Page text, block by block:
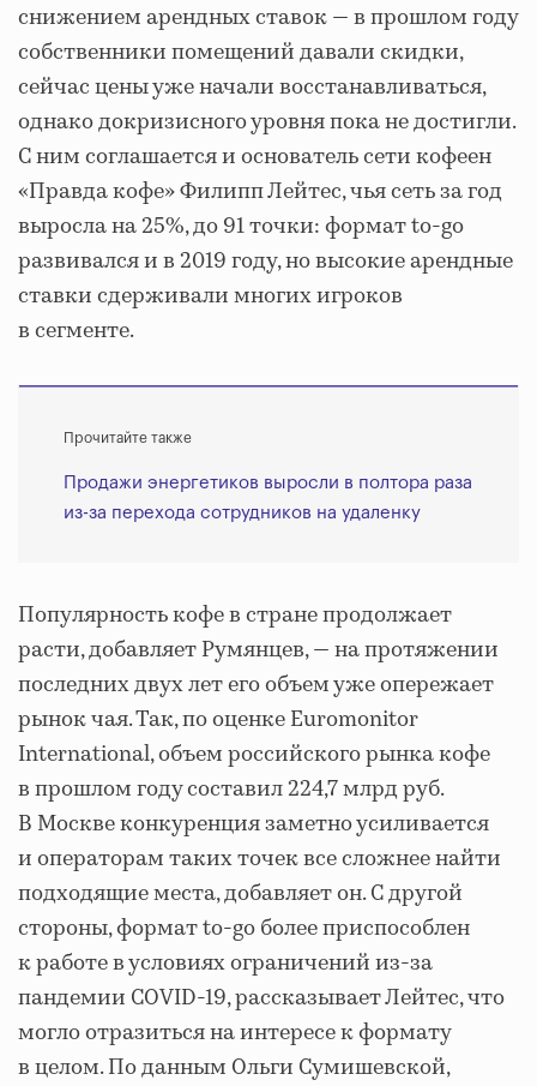
снижением арендных ставок — в прошлом году
собственники помещений давали скидки,
сейчас цены уже начали восстанавливаться,
однако докризисного уровня пока не достигли.
С ним соглашается и основатель сети кофеен
«Правда кофе» Филипп Лейтес, чья сеть за год
выросла на 25%, до 91 точки: формат to-go
развивался и в 2019 году, но высокие арендные
ставки сдерживали многих игроков
в сегменте.
Прочитайте также
Продажи энергетиков выросли в полтора раза
из-за перехода сотрудников на удаленку
Популярность кофе в стране продолжает
расти, добавляет Румянцев, — на протяжении
последних двух лет его объем уже опережает
рынок чая. Так, по оценке Euromonitor
International, объем российского рынка кофе
в прошлом году составил 224,7 млрд руб.
В Москве конкуренция заметно усиливается
и операторам таких точек все сложнее найти
подходящие места, добавляет он. С другой
стороны, формат to-go более приспособлен
к работе в условиях ограничений из-за
пандемии COVID-19, рассказывает Лейтес, что
могло отразиться на интересе к формату
в целом. По данным Ольги Сумишевской,